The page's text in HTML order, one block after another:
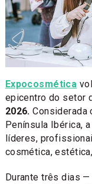
Expocosmética
epicentro do setor
2026. Considerada
Península Ibérica,
líderes,
cosmética,
Durante três dias